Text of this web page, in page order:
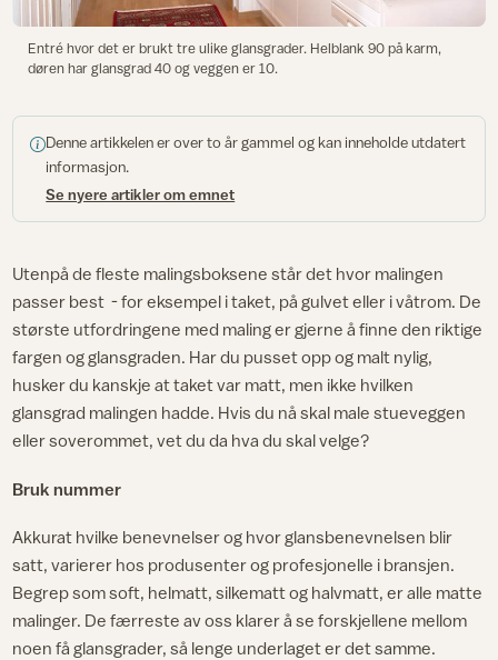
Entré hvor det er brukt tre ulike glansgrader. Helblank 90 på karm,
døren har glansgrad 40 og veggen er 10.
Denne artikkelen er over to år gammel og kan inneholde utdatert
informasjon.
Se nyere artikler om emnet
Utenpå de fleste malingsboksene står det hvor malingen
passer best - for eksempel i taket, på gulvet eller i våtrom. De
største utfordringene med maling er gjerne å finne den riktige
fargen og glansgraden. Har du pusset opp og malt nylig,
husker du kanskje at taket var matt, men ikke hvilken
glansgrad malingen hadde. Hvis du nå skal male stueveggen
eller soverommet, vet du da hva du skal velge?
Bruk nummer
Akkurat hvilke benevnelser og hvor glansbenevnelsen blir
satt, varierer hos produsenter og profesjonelle i bransjen.
Begrep som soft, helmatt, silkematt og halvmatt, er alle matte
malinger. De færreste av oss klarer å se forskjellene mellom
noen få glansgrader, så lenge underlaget er det samme.